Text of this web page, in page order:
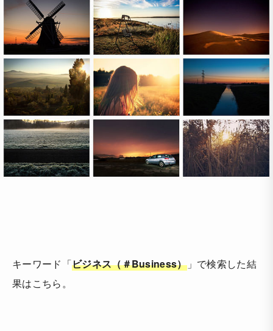
キーワード「ビジネス（＃Business）」で検索した結
果はこちら。